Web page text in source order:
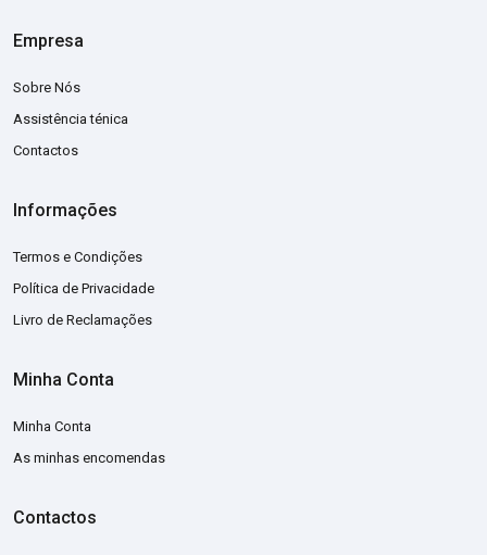
Empresa
Sobre Nós
Assistência ténica
Contactos
Informações
Termos e Condições
Política de Privacidade
Livro de Reclamações
Minha Conta
Minha Conta
As minhas encomendas
Contactos